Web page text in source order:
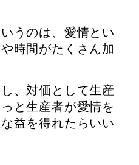
うのは、愛情とい
時間がたくさん加
、対価として生産
と生産者が愛情を
益を得れたらいい